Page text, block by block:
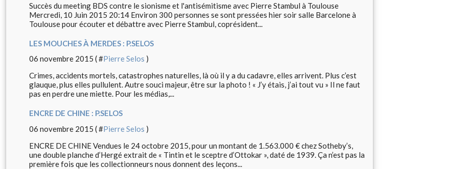
Succès du meeting BDS contre le sionisme et l'antisémitisme avec Pierre Stambul à Toulouse
Mercredi, 10 Juin 2015 20:14 Environ 300 personnes se sont pressées hier soir salle Barcelone à
Toulouse pour écouter et débattre avec Pierre Stambul, coprésident...
LES MOUCHES À MERDES : P.SELOS
06 novembre 2015 ( #Pierre Selos )
Crimes, accidents mortels, catastrophes naturelles, là où il y a du cadavre, elles arrivent. Plus c’est
glauque, plus elles pullulent. Autre souci majeur, être sur la photo ! « J’y étais, j’ai tout vu » Il ne faut
pas en perdre une miette. Pour les médias,...
ENCRE DE CHINE : P.SELOS
06 novembre 2015 ( #Pierre Selos )
ENCRE DE CHINE Vendues le 24 octobre 2015, pour un montant de 1.563.000 € chez Sotheby’s,
une double planche d’Hergé extrait de « Tintin et le sceptre d’Ottokar », daté de 1939. Ça n’est pas la
première fois que les collectionneurs nous donnent des leçons...